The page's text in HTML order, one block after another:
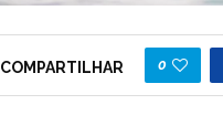
COMPARTILHAR 0